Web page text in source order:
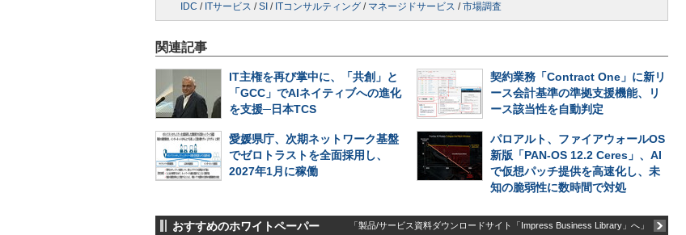
IDC / ITサービス /SI / ITコンサルティング / マネージドサービス /市場調査
関連記事
IT主権を再び掌中に、「共創」と
「GCC」でAIネイティブへの進化
を支援─日本TCS
契約業務「Contract One」に新リ
ース会計基準の準拠支援機能、リ
ース該当性を自動判定
愛媛県庁、次期ネットワーク基盤
でゼロトラストを全面採用し、
2027年1月に稼働
パロアルト、ファイアウォールOS
新版「PAN-OS 12.2 Ceres」、AI
で仮想パッチ提供を高速化し、未
知の脆弱性に数時間で対処
おすすめのホワイトペーパー 「製品/サービス資料ダウンロードサイト「Impress Business Library」へ」